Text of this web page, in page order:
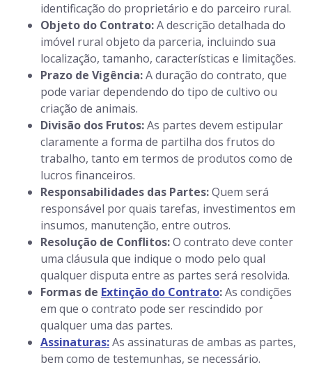
identificação do proprietário e do parceiro rural.
Objeto do Contrato:A descrição detalhada do
imóvel rural objeto da parceria, incluindo sua
localização, tamanho, características e limitações.
Prazo de Vigência:A duração do contrato, que
pode variar dependendo do tipo de cultivo ou
criação de animais.
Divisão dos Frutos:As partes devem estipular
claramente a forma de partilha dos frutos do
trabalho, tanto em termos de produtos como de
lucros financeiros.
Responsabilidades das Partes:Quem será
responsável por quais tarefas, investimentos em
insumos, manutenção, entre outros.
Resolução de Conflitos:O contrato deve conter
uma cláusula que indique o modo pelo qual
qualquer disputa entre as partes será resolvida.
Formas de Extinção do Contrato:As condições
em que o contrato pode ser rescindido por
qualquer uma das partes.
Assinaturas:As assinaturas de ambas as partes,
bem como de testemunhas, se necessário.